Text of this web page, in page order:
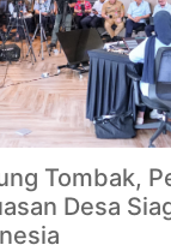
Tombak,
Desa